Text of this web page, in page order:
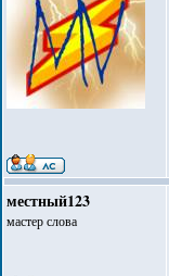
местный123
мастер слова